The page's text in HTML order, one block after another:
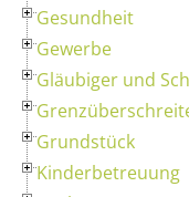
Gesundheit
Gewerbe
Gläubiger und
Grundstück
Kinderbetreuung